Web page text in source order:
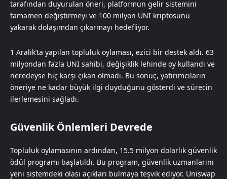
tarafından duyurulan öneri, platformun gelir sistemini
tamamen değiştirmeyi ve 100 milyon UNI kriptosunu
yakarak dolaşımdan çıkarmayı hedefliyor.
1 Aralık’ta yapılan topluluk oylaması, ezici bir destek aldı. 63
milyondan fazla UNI sahibi, değişiklik lehinde oy kullandı ve
neredeyse hiç karşı çıkan olmadı. Bu sonuç, yatırımcıların
öneriye ne kadar büyük ilgi duyduğunu gösterdi ve sürecin
ilerlemesini sağladı.
Güvenlik Önlemleri Devrede
Topluluk oylamasının ardından, 15.5 milyon dolarlık güvenlik
ödül programı başlatıldı. Bu program, güvenlik uzmanlarını
yeni sistemdeki olası açıkları bulmaya teşvik ediyor. Uniswap